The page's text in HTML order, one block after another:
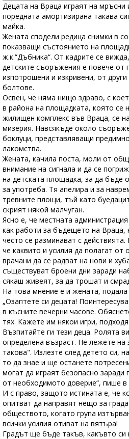
Децата на Враца играят на
поредната амортизирана такава
майка.
Жената сподели редица снимки в
показващи състоянието на
ж.к.“Дъбника“. От кадрите се
детските съоръжения е повече от
изпотрошени и изкривени, от
болтове.
Освен, че няма нищо здраво, с
в района на площадката, която се
жилищен комплекс във Враца, се
мизерия. Навсякъде около
боклуци, представляващи
лакомства.
Жената, качила поста, моли от
внимание на сигнала и да се
на детската площадка, за да бъде
за употреба. Тя апелира и за
тревните площи, тъй като
скрият някой малчуган.
Ясно е, че местната
как работи за бъдещето на Враца,
често се разминават с
че каквито и усилия да полагат
врачани да се радват на нови и
съществуват броени дни заради
сякаш живеят, за да трошат и
На това мнение е и жената, подала
„Озаптете си децата!
в късните вечерни часове.
тях. Кажете им някои игри,
Възпитайте ги тези деца. Ролята
определена възраст. Не лежете
такова". Излезте след детето си,
то да знае и ще останете
могат да играят безопасно
от необходимото доверие“, пише в
И с право, защото истината е, че
опитват да направят нещо за
обществото, когато група
всички усилия отиват на вятъра!
Градът ще бъде такъв, какъвто си